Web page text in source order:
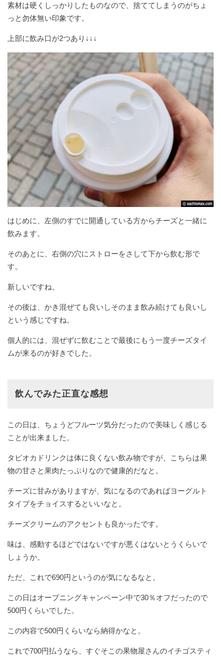
素材は硬くしっかりしたものなので、捨ててしまうのがちょ
っと勿体無い印象です。
上部に飲み口が2つあり↓↓↓
はじめに、左側のすでに開通している方からチーズと一緒に
飲みます。
そのあとに、右側の穴にストローをさして下から飲む形で
す。
新しいですね。
その後は、かき混ぜても良いしそのまま飲み続けても良いし
という感じですね。
個人的には、混ぜずに飲むことで最後にもう一度チーズタイ
ムが来るのが好きでした。
飲んでみた正直な感想
この日は、ちょうどフルーツ気分だったので美味しく感じる
ことが出来ました。
タピオカドリンクは体に良くない飲み物ですが、こちらは果
物の甘さと果肉たっぷりなので健康的だなと。
チーズに甘みがありますが、気になるのであればヨーグルト
タイプをチョイスするといいなと。
チーズクリームのアクセントも良かったです。
味は、感動するほどではないですが悪くはないとうくらいで
しょうか。
ただ、これで690円というのが気になるなと。
この日はオープニングキャンペーン中で30％オフだったので
500円くらいでした。
この内容で500円くらいなら納得かなと。
これで700円払うなら、すぐそこの果物屋さんのイチゴスティ